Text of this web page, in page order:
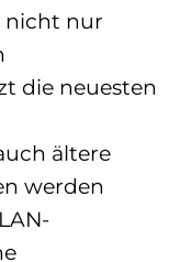
nicht nur
die neuesten
ältere
werden